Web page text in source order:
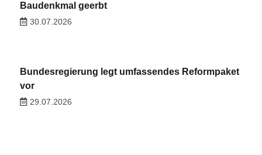
Baudenkmal geerbt
30.07.2026
Bundesregierung legt umfassendes Reformpaket
vor
29.07.2026